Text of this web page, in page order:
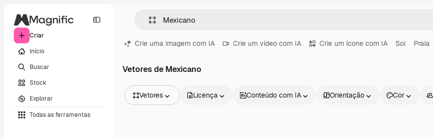
Criar
Início
Buscar
Stock
Explorar
Todas as ferramentas
Crie uma imagem com IA Crie um vídeo com IA Crie um ícone com IA Sol Praia
Vetores de Mexicano
Vetores Licença Conteúdo com IA Orientação Cor